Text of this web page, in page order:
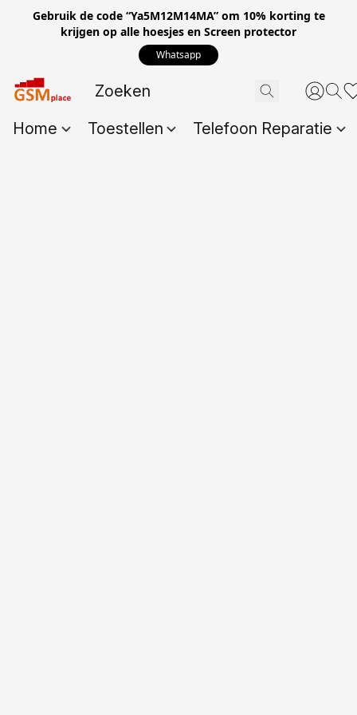
Gebruik de code “Ya5M12M14MA” om 10% korting te
krijgen op alle hoesjes en Screen protector
Whatsapp
Home Toestellen Telefoon Reparatie